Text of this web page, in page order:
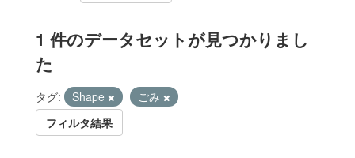
1 件のデータセットが見つかりまし
た
タグ: Shape
ごみ
フィルタ結果